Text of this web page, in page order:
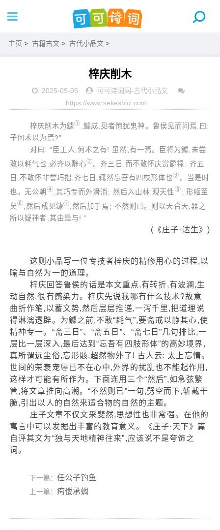
主页 > 古籍古文 > 古代小品文 >
梓庆削木
2025-09-05 可可诗词网-古代小品文
https://www.kekeshici.com
梓庆削木为鐻① ,鐻成,见者惊犹鬼神。鲁侯见而问焉,曰:
子何术以为焉?”
对曰: “臣工人,何术之有! 虽然,有一焉。臣将为鐻,未尝
敢以耗气也,必齐以静心②。齐三日,而不敢怀庆赏爵禄; 齐五
日,不敢怀非誉巧拙;齐七日,辄然忘吾有四枝形体也③。当是时
也。无公朝 ④ ,其巧专而外滑消; 然后入山林,观天性⑤; 形躯至
矣⑥ ,然后成见鐻⑦ ,然后加手焉; 不然则已。则以天合天,器之
所以疑神者,其由是与! ”
(《庄子·达生》)
这则小品写一位专技者梓庆的精修用心的过程,以
喻与自然为一的道理。
梓庆回答鲁侯的话是本文重点,有转折,有波澜,生
动自然,很有感染力。梓庆先说我哪有什么技术?故意
曲折作笔,以蓄文势,然后层层推递,一泻千里,把道理说
得淋漓透辟。为鐻之前,不敢“耗气”,要斋戒以静其心,使
精神专一。“斋三日”、“斋五日”、“斋七日”几句排比,一
层比一层深入,最后达到“忘吾有四肢形体”的高妙境界,
真所谓远尘俗,忘形骸,超然物外了! 古人云: 太上忘情。
世间的荣衰宠辱已不在心中,外界的扰乱也不能起作用,
这样才可能有所作为。下面连用三个“然后”,如急弦繁
管,将文章推向高潮。“不然则已”一句,劈空而下,斩截干
脆,引出以人的自然来适合物的自然的主题。
庄子文章不仅文采斐然,思想性也非常强。在他的
寓言中可以发掘出丰富的教育意义。《庄子·天下》篇
自评其文为“独与天地精神往来”,应该说不是夸饰之
词。
下一篇： 任公子钓鱼
上一篇： 痀偻承蜩